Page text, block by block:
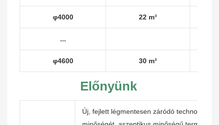
φ4000 22 m³
...
φ4600 30 m³
Előnyünk
Új, fejlett légmentesen záródó technológia,